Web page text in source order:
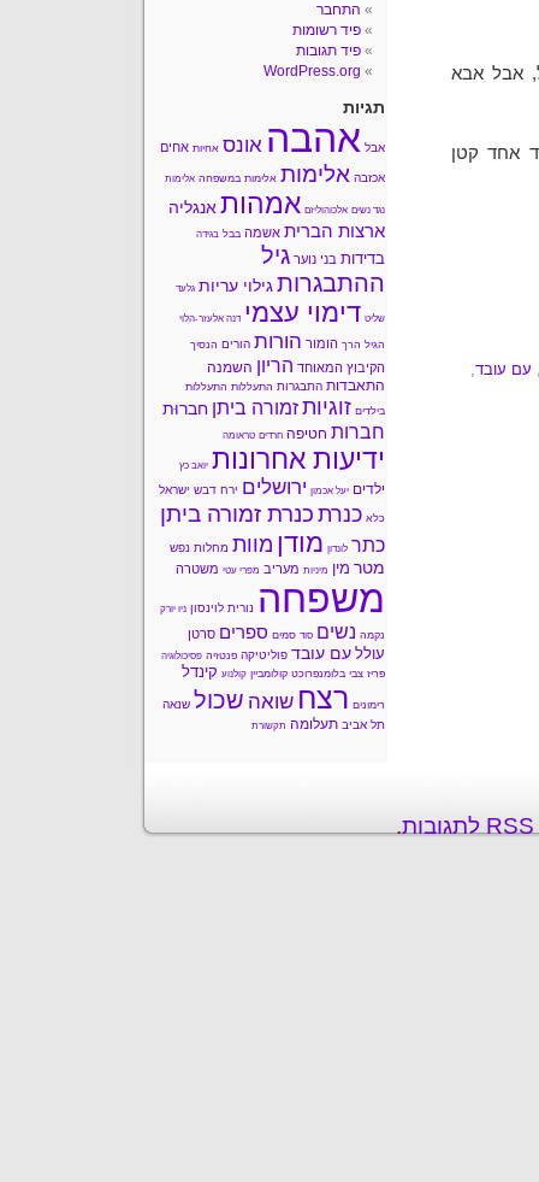
אבל אבא
אחד קטן
עם עובד,
התחבר
פיד רשומות
פיד תגובות
WordPress.org
תגיות
אבל אהבה אונס אחיות אחים
אכזבה אלימות אלימות במשפחה אלימות
נגד נשים אלכוהוליזם אמהותאנגליה
ארצות הברית אשמה בבל בגידה
בדידות בני נוער גיל
ההתבגרות גילוי עריות גלעד
שליט דימוי עצמי דנה אלעזר-הלוי
הגיל הרך הומור הורות הורים הנסיך
הקיבוץ המאוחד הריון השמנה
התאבדות התבגרות התעללות התעללות
בילדים זוגיותזמורה ביתן חברוּת
חברות חטיפה חרדים טראומה
ידיעות אחרונות יואב כץ
ילדים יעל אכמון ירושלים ירח דבש ישראל
כלא כנרת כנרת זמורה ביתן
כתר לונדון מודן מוות מחלות נפש
מטר מין מיניות מעריב מפרי עטי משטרה
משפחה נורית לוינסון ניו יורק
נקמה נשים סוד סמים ספרים סרטן
עולל עם עובד פוליטיקה פנטזיה פסיכולוגיה
פריז צבי בלומנפרוכט קולומביין קולנוע קינדל
רימונים רצח שואה שכול שנאה
תל אביב תעלומה תקשורת
.